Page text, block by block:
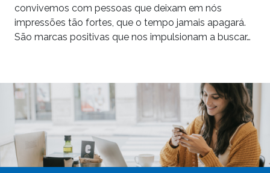
convivemos com pessoas que deixam em nós
impressões tão fortes, que o tempo jamais apagará.
São marcas positivas que nos impulsionam a buscar…